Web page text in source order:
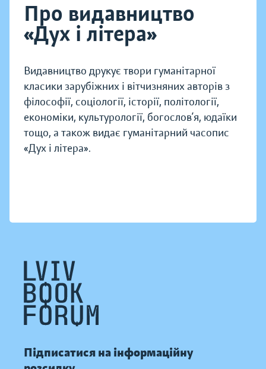
Про видавництво
«Дух і літера»
Видавництво друкує твори гуманітарної
класики зарубіжних і вітчизняних авторів з
філософії, соціології, історії, політології,
економіки, культурології, богослов’я, юдаїки
тощо, а також видає гуманітарний часопис
«Дух і літера».
Підписатися на інформаційну